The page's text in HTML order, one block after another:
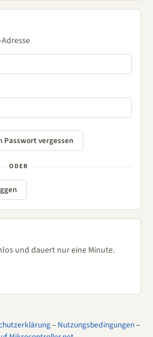
ODER
und dauert nur eine Minute.
– Nutzungsbedingungen–